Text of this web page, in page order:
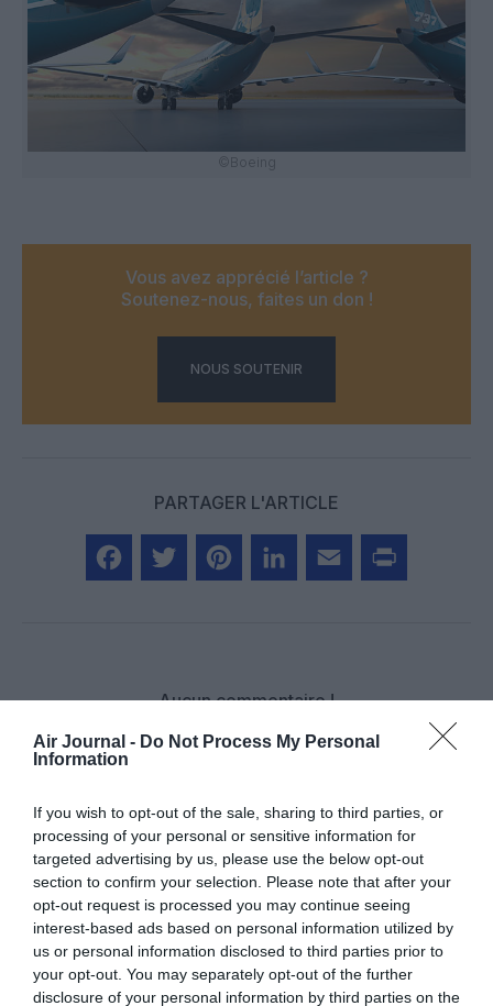
Air Journal - Do Not Process My Personal
Information
If you wish to opt-out of the sale, sharing to third parties, or
processing of your personal or sensitive information for
targeted advertising by us, please use the below opt-out
section to confirm your selection. Please note that after your
opt-out request is processed you may continue seeing
interest-based ads based on personal information utilized by
us or personal information disclosed to third parties prior to
your opt-out. You may separately opt-out of the further
disclosure of your personal information by third parties on the
©Boeing
Vous avez apprécié l’article ?
Soutenez-nous, faites un don !
NOUS SOUTENIR
PARTAGER L'ARTICLE
Aucun commentaire !
FAIRE UN DON
Appel aux lecteurs !
Soutenez Air Journal participezà son
développement !